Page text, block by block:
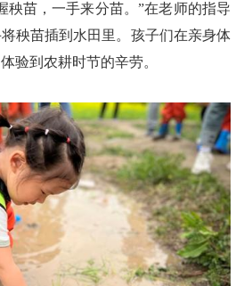
秧苗，一手来分苗。”在老师的指导
秧苗插到水田里。孩子们在亲身体
验到农耕时节的辛劳。